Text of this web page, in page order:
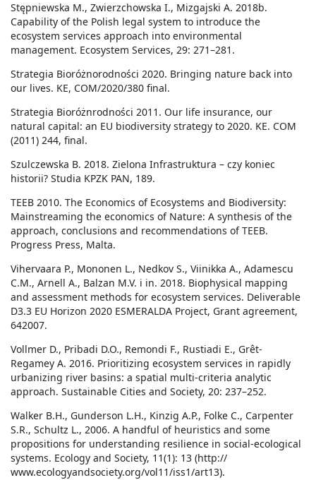
Stępniewska M., Zwierzchowska I., Mizgajski A. 2018b.
Capability of the Polish legal system to introduce the
ecosystem services approach into environmental
management. Ecosystem Services, 29: 271–281.
Strategia Bioróżnorodności 2020. Bringing nature back into
our lives. KE, COM/2020/380 final.
Strategia Bioróżnrodności 2011. Our life insurance, our
natural capital: an EU biodiversity strategy to 2020. KE. COM
(2011) 244, final.
Szulczewska B. 2018. Zielona Infrastruktura – czy koniec
historii? Studia KPZK PAN, 189.
TEEB 2010. The Economics of Ecosystems and Biodiversity:
Mainstreaming the economics of Nature: A synthesis of the
approach, conclusions and recommendations of TEEB.
Progress Press, Malta.
Vihervaara P., Mononen L., Nedkov S., Viinikka A., Adamescu
C.M., Arnell A., Balzan M.V. i in. 2018. Biophysical mapping
and assessment methods for ecosystem services. Deliverable
D3.3 EU Horizon 2020 ESMERALDA Project, Grant agreement,
642007.
Vollmer D., Pribadi D.O., Remondi F., Rustiadi E., Grêt-
Regamey A. 2016. Prioritizing ecosystem services in rapidly
urbanizing river basins: a spatial multi-criteria analytic
approach. Sustainable Cities and Society, 20: 237–252.
Walker B.H., Gunderson L.H., Kinzig A.P., Folke C., Carpenter
S.R., Schultz L., 2006. A handful of heuristics and some
propositions for understanding resilience in social-ecological
systems. Ecology and Society, 11(1): 13 (http://
www.ecologyandsociety.org/vol11/iss1/art13).